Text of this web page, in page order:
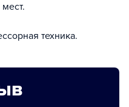
техника.